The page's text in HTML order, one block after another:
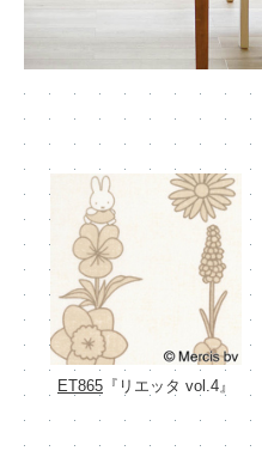
ET865 『リエッタ vol.4』